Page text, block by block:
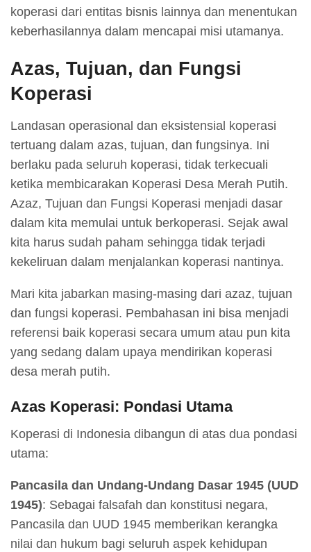
koperasi dari entitas bisnis lainnya dan menentukan
keberhasilannya dalam mencapai misi utamanya.
Azas, Tujuan, dan Fungsi
Koperasi
Landasan operasional dan eksistensial koperasi
tertuang dalam azas, tujuan, dan fungsinya. Ini
berlaku pada seluruh koperasi, tidak terkecuali
ketika membicarakan Koperasi Desa Merah Putih.
Azaz, Tujuan dan Fungsi Koperasi menjadi dasar
dalam kita memulai untuk berkoperasi. Sejak awal
kita harus sudah paham sehingga tidak terjadi
kekeliruan dalam menjalankan koperasi nantinya.
Mari kita jabarkan masing-masing dari azaz, tujuan
dan fungsi koperasi. Pembahasan ini bisa menjadi
referensi baik koperasi secara umum atau pun kita
yang sedang dalam upaya mendirikan koperasi
desa merah putih.
Azas Koperasi: Pondasi Utama
Koperasi di Indonesia dibangun di atas dua pondasi
utama:
Pancasila dan Undang-Undang Dasar 1945 (UUD
1945): Sebagai falsafah dan konstitusi negara,
Pancasila dan UUD 1945 memberikan kerangka
nilai dan hukum bagi seluruh aspek kehidupan